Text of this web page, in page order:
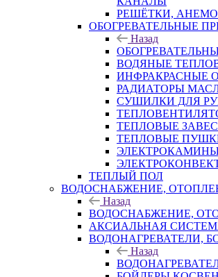
РЕШЁТКИ,
ОБОГРЕВАТЕЛЬНЫЕ
Назад
ВОДЯНЫЕ
ИНФРАКРАСНЫЕ
РАДИАТОРЫ
СУШИЛКИ ДЛЯ
ТЕПЛОВЫЕ
ТЕПЛОВЫЕ
ТЕПЛЫЙ ПОЛ
ВОДОСНАБЖЕНИЕ,
Назад
ВОДОСНАБЖЕНИЕ,
АКСИАЛЬНАЯ
ВОДОНАГРЕВАТЕЛИ,
Назад